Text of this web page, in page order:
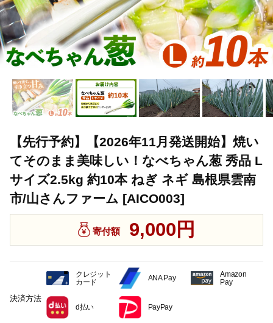
【先行予約】【2026年11月発送開始】焼い
てそのまま美味しい！なべちゃん葱 秀品 L
サイズ2.5kg 約10本 ねぎ ネギ 島根県雲南
市/山さんファーム [AICO003]
寄付額 9,000円
決済方法
クレジット
カード
ANA Pay
Amazon
Pay
d払い PayPay